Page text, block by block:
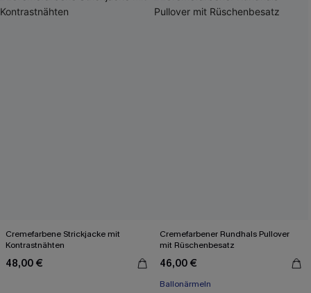
Cremefarbene Strickjacke mit
Kontrastnähten
48,00 €
Cremefarbener Rundhals Pullover
mit Rüschenbesatz
46,00 €
Ballonärmeln